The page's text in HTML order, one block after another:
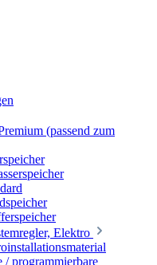
(passend zum
Elektro
programmierbare